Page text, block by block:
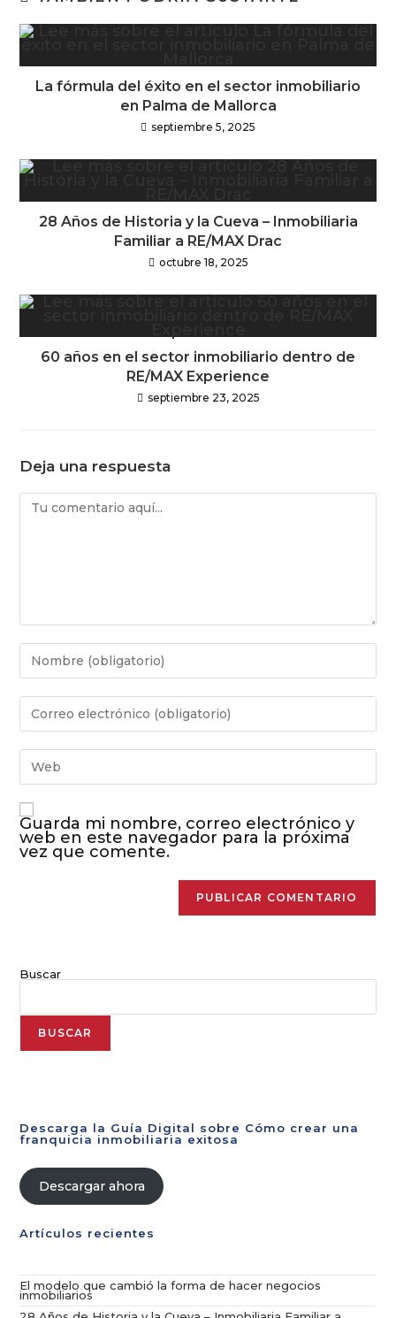
La fórmula del éxito en el sector inmobiliario
en Palma de Mallorca
septiembre 5, 2025
28 Años de Historia y la Cueva – Inmobiliaria
Familiar a RE/MAX Drac
octubre 18, 2025
60 años en el sector inmobiliario dentro de
RE/MAX Experience
septiembre 23, 2025
Deja una respuesta
Guarda mi nombre, correo electrónico y
web en este navegador para la próxima
vez que comente.
Buscar
BUSCAR
Descarga la Guía Digital sobre Cómo crear una
franquicia inmobiliaria exitosa
Descargar ahora
Artículos recientes
El modelo que cambió la forma de hacer negocios
inmobiliarios